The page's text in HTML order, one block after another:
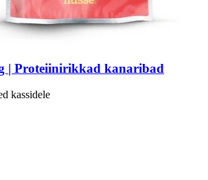
| Proteiinirikkad kanaribad
kassidele